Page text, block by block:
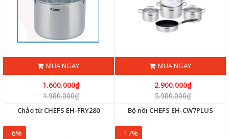
MUA NGAY
1.600.000₫
1.980.000₫
MUA NGAY
2.900.000₫
5.980.000₫
Chảo từ CHEFS EH-FRY280
- 6%
Bộ nồi CHEFS EH-CW7PLUS
- 17%